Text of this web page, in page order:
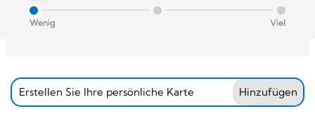
Wenig Viel
Erstellen Sie Ihre persönliche Karte Hinzufügen